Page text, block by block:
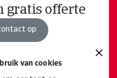
van cookies
gratis offerte
op